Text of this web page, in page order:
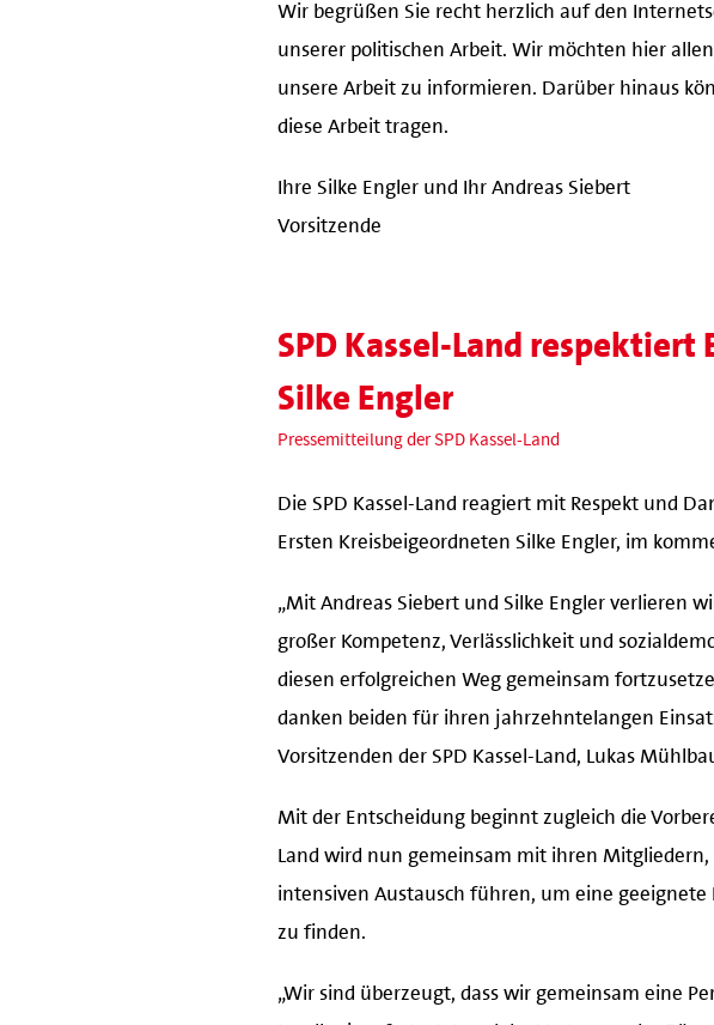
Wir begrüßen Sie recht herzlich auf den
unserer politischen Arbeit. Wir möchten hier
unsere Arbeit zu informieren. Darüber hinaus
diese Arbeit tragen.
Ihre Silke Engler und Ihr Andreas Siebert
Vorsitzende
SPD Kassel-Land
Silke Engler
Pressemitteilung der SPD Kassel-Land
Die SPD Kassel-Land reagiert mit Respekt und
Ersten Kreisbeigeordneten Silke Engler, im
„Mit Andreas Siebert und Silke Engler verlieren
großer Kompetenz, Verlässlichkeit und
diesen erfolgreichen Weg gemeinsam
danken beiden für ihren jahrzehntelangen
Vorsitzenden der SPD Kassel-Land, Lukas
Mit der Entscheidung beginnt zugleich die
Land wird nun gemeinsam mit ihren
intensiven Austausch führen, um eine
zu finden.
„Wir sind überzeugt, dass wir gemeinsam eine